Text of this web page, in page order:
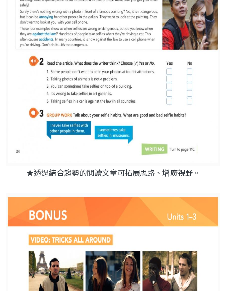
★透過結合趨勢的閱讀文章可拓展思路、增廣視野。